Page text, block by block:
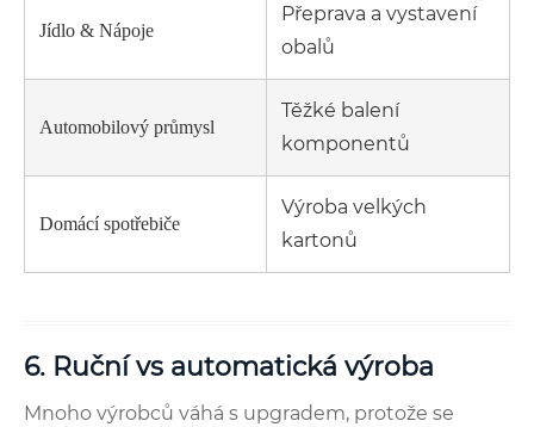
Jídlo & Nápoje
Přeprava a vystavení
obalů
Automobilový průmysl
Těžké balení
komponentů
Domácí spotřebiče
Výroba velkých
kartonů
6. Ruční vs automatická výroba
Mnoho výrobců váhá s upgradem, protože se